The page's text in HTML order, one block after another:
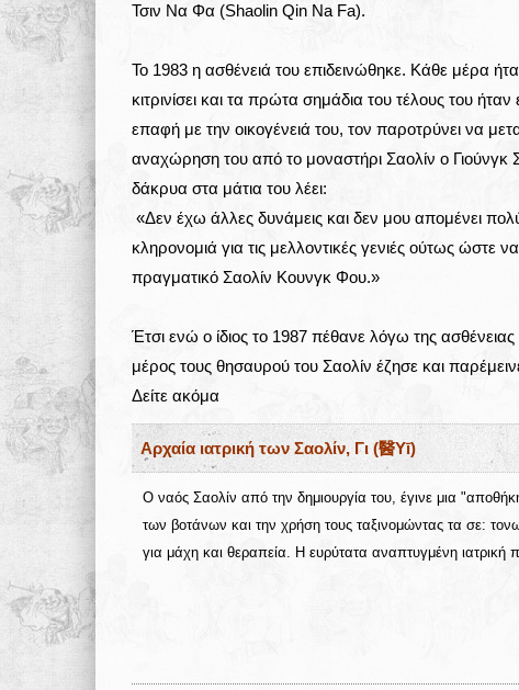
Τσιν Να Φα (Shaolin Qin Na Fa).
Το 1983 η ασθένειά του επιδεινώθηκε. Κάθε μέρα
κιτρινίσει και τα πρώτα σημάδια του τέλους του
επαφή με την οικογένειά του, τον παροτρύνει να
αναχώρηση του από το μοναστήρι Σαολίν ο Γιούνγκ
δάκρυα στα μάτια του λέει:
«Δεν έχω άλλες δυνάμεις και δεν μου απομένει
κληρονομιά για τις μελλοντικές γενιές ούτως
πραγματικό Σαολίν Κουνγκ Φου.»
Έτσι ενώ ο ίδιος το 1987 πέθανε λόγω της
μέρος τους θησαυρού του Σαολίν έζησε και
Δείτε ακόμα
Αρχαία ιατρική των Σαολίν, Γι (醫Yī)
Ο ναός Σαολίν από την δημιουργία του, έγινε μια
των βοτάνων και την χρήση τους ταξινομώντας τα σε:
για μάχη και θεραπεία. Η ευρύτατα αναπτυγμένη